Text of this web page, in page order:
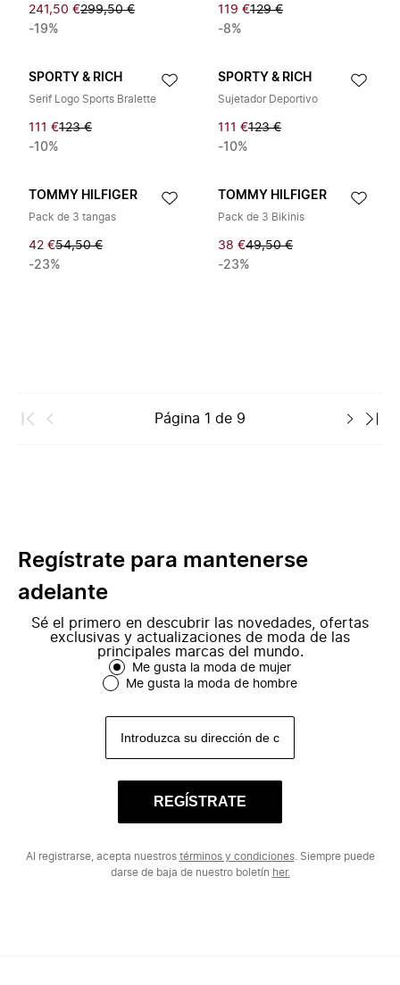
241,50 €299,50 €
-19%
119 €129 €
-8%
SPORTY & RICH
Serif Logo Sports Bralette
111 €123 €
-10%
SPORTY & RICH
Sujetador Deportivo
111 €123 €
-10%
TOMMY HILFIGER
Pack de 3 tangas
42 €54,50 €
-23%
TOMMY HILFIGER
Pack de 3 Bikinis
38 €49,50 €
-23%
Página 1 de 9
Regístrate para mantenerse
adelante
Sé el primero en descubrir las novedades, ofertas
exclusivas y actualizaciones de moda de las
principales marcas del mundo.
Me gusta la moda de mujer
Me gusta la moda de hombre
REGÍSTRATE
Al registrarse, acepta nuestros términos y condiciones. Siempre puede
darse de baja de nuestro boletín her.